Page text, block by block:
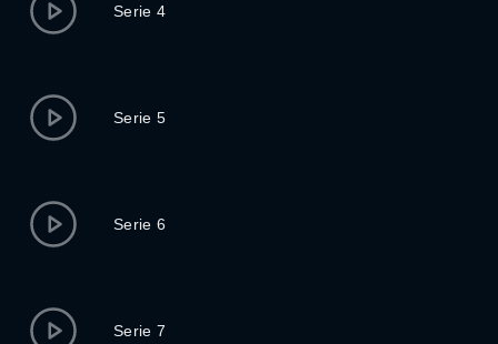
Serie 4
Serie 5
Serie 6
Serie 7